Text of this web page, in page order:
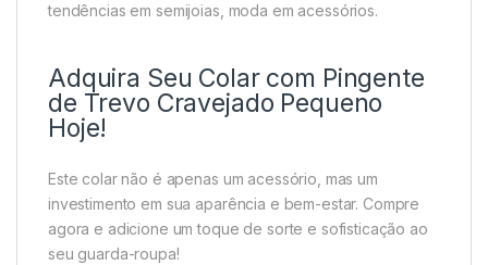
tendências em semijoias, moda em acessórios.
Adquira Seu Colar com Pingente
de Trevo Cravejado Pequeno
Hoje!
Este colar não é apenas um acessório, mas um
investimento em sua aparência e bem-estar. Compre
agora e adicione um toque de sorte e sofisticação ao
seu guarda-roupa!